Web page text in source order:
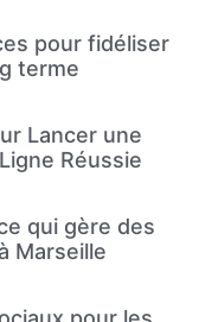
pour fidéliser
terme
Lancer une
Réussie
qui gère des
Marseille